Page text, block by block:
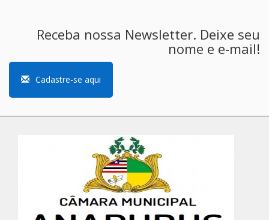
Receba nossa Newsletter. Deixe seu
nome e e-mail!
Cadastre-se aqui